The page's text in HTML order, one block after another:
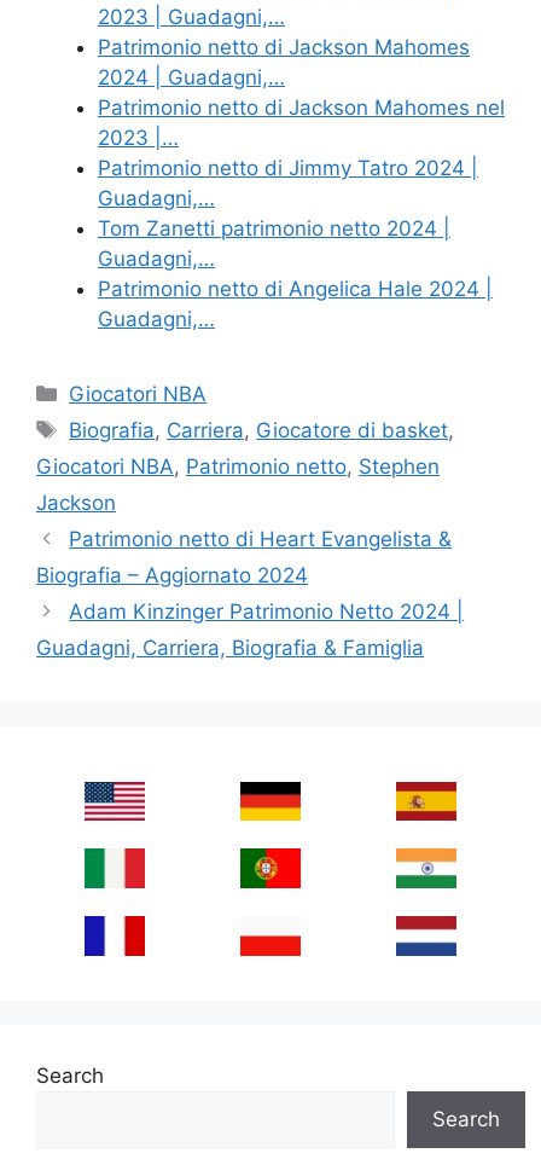
2023 | Guadagni,…
Patrimonio netto di Jackson Mahomes
2024 | Guadagni,…
Patrimonio netto di Jackson Mahomes nel
2023 |…
Patrimonio netto di Jimmy Tatro 2024 |
Guadagni,…
Tom Zanetti patrimonio netto 2024 |
Guadagni,…
Patrimonio netto di Angelica Hale 2024 |
Guadagni,…
Categories
Giocatori NBA
Tags
Biografia, Carriera, Giocatore di basket,
Giocatori NBA, Patrimonio netto, Stephen
Jackson
Patrimonio netto di Heart Evangelista &
Biografia – Aggiornato 2024
Adam Kinzinger Patrimonio Netto 2024 |
Guadagni, Carriera, Biografia & Famiglia
Search
Search